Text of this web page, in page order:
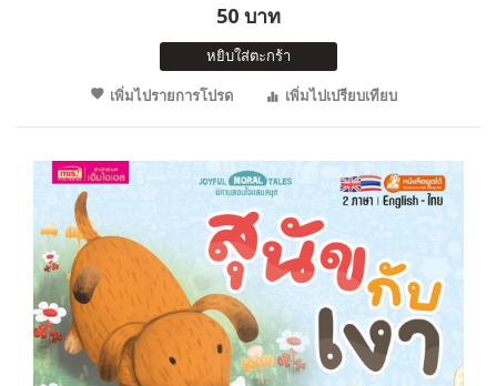
50 บาท
หยิบใส่ตะกร้า
เพิ่มไปรายการโปรด
เพิ่มไปเปรียบเทียบ